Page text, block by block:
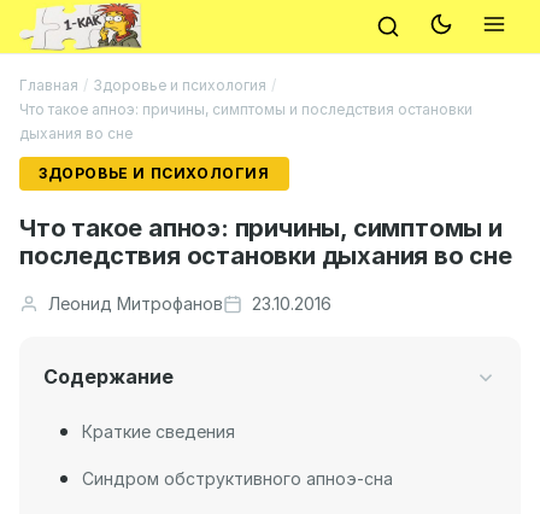
Главная / Здоровье и психология /
Что такое апноэ: причины, симптомы и последствия остановки
дыхания во сне
ЗДОРОВЬЕ И ПСИХОЛОГИЯ
Что такое апноэ: причины, симптомы и
последствия остановки дыхания во сне
Леонид Митрофанов 23.10.2016
Содержание
Краткие сведения
Синдром обструктивного апноэ-сна